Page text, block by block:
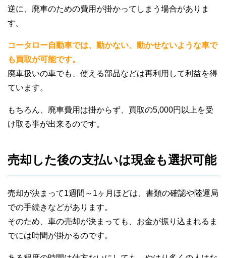
逆に、廃車のための費用が掛かってしまう場合がありま
す。
コータロー自動車では、動かない、動かせないような車で
も買取が可能です。
廃車扱いの車でも、使える部品などは再利用して利益を得
ています。
もちろん、廃車費用は掛からず、買取の5,000円以上を受
け取る事が出来るのです。
売却した後の支払いは現金も選択可能
売却が決まって1週間～1ヶ月ほどは、書類の確認や陸運局
での手続きなどがあります。
そのため、車の売却が決まっても、お金が振り込まれるま
でには時間が掛かるのです。